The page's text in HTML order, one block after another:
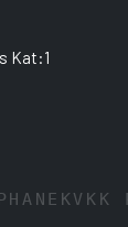
Kat:1
KVKK